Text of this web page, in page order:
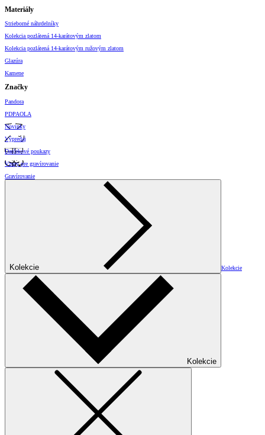
Materiály
Strieborné náhrdelníky
Kolekcia pozlátená 14-karátovým zlatom
Kolekcia pozlátená 14-karátovým ružovým zlatom
Glazúra
Kamene
Značky
Pandora
PDPAOLA
Novinky
Výpredaj
Darčekové poukazy
Vzory pre gravírovanie
Gravírovanie
Kolekcie Kolekcie
Kolekcie